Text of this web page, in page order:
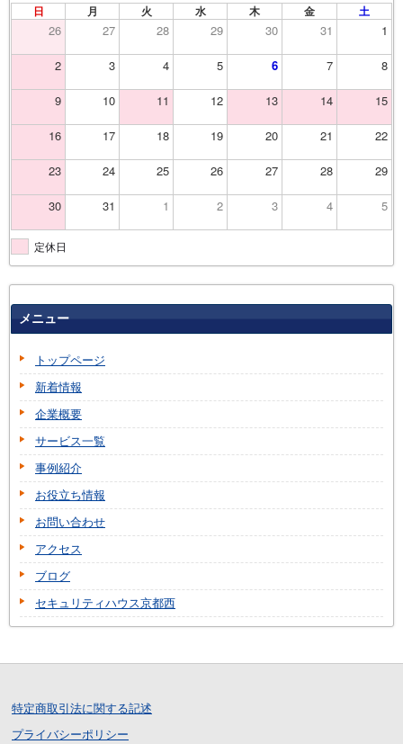
日 月 火 水 木 金 土
26 27 28 29 30 31 1
2 3 4 5 6 7 8
9 10 11 12 13 14 15
16 17 18 19 20 21 22
23 24 25 26 27 28 29
30 31 1 2 3 4 5
定休日
メニュー
トップページ
新着情報
企業概要
サービス一覧
事例紹介
お役立ち情報
お問い合わせ
アクセス
ブログ
セキュリティハウス京都西
特定商取引法に関する記述
プライバシーポリシー